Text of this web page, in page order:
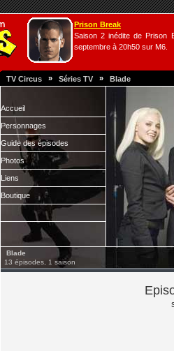
Prison Break
Saison 2 inédite de Prison
septembre à 20h50 sur M6.
TV Circus » Séries TV » Blade
Accueil
Personnages
Guide des épisodes
Photos
Liens
Boutique
Blade
13 épisodes, 1 saison